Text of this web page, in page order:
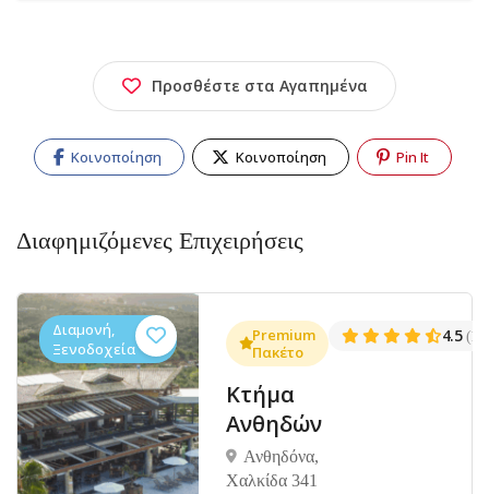
Προσθέστε στα Αγαπημένα
Κοινοποίηση Κοινοποίηση Pin It
Διαφημιζόμενες Επιχειρήσεις
(1381)
Διαμονή,
Ξενοδοχεία
Premium
Πακέτο
Κτήμα
Ανθηδών
Ανθηδόνα,
Χαλκίδα 341
4.5